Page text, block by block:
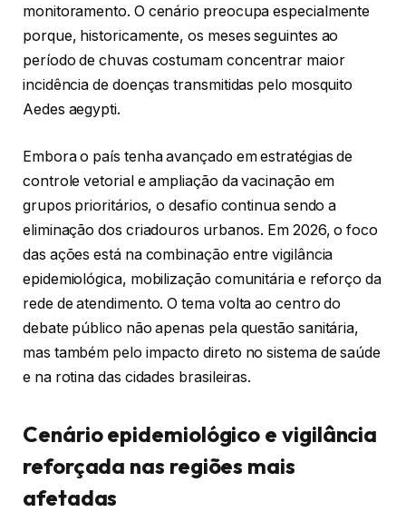
monitoramento. O cenário preocupa especialmente
porque, historicamente, os meses seguintes ao
período de chuvas costumam concentrar maior
incidência de doenças transmitidas pelo mosquito
Aedes aegypti.
Embora o país tenha avançado em estratégias de
controle vetorial e ampliação da vacinação em
grupos prioritários, o desafio continua sendo a
eliminação dos criadouros urbanos. Em 2026, o foco
das ações está na combinação entre vigilância
epidemiológica, mobilização comunitária e reforço da
rede de atendimento. O tema volta ao centro do
debate público não apenas pela questão sanitária,
mas também pelo impacto direto no sistema de saúde
e na rotina das cidades brasileiras.
Cenário epidemiológico e vigilância
reforçada nas regiões mais
afetadas